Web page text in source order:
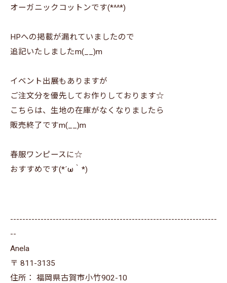
オーガニックコットンです(*^^*)
HPへの掲載が漏れていましたので
追記いたしましたm(__)m
イベント出展もありますが
ご注文分を優先してお作りしております☆
こちらは、生地の在庫がなくなりましたら
販売終了ですm(__)m
春服ワンピースに☆
おすすめです(*´ω｀*)
--------------------------------------------------------------------
--
Anela
〒 811-3135
住所： 福岡県古賀市小竹902-10